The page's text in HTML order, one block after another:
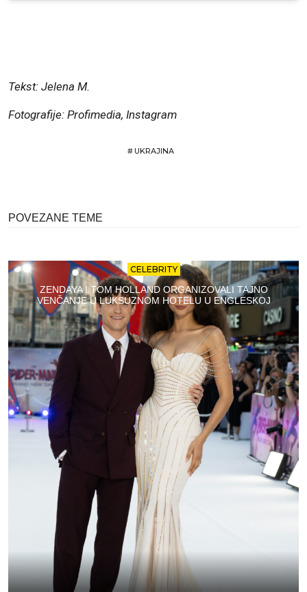
Tekst: Jelena M.
Fotografije: Profimedia, Instagram
#UKRAJINA
POVEZANE TEME
CELEBRITY
ZENDAYA I TOM HOLLAND ORGANIZOVALI TAJNO
VENČANJE U LUKSUZNOM HOTELU U ENGLESKOJ